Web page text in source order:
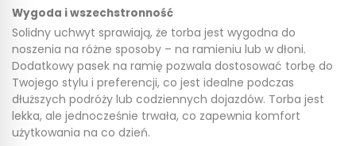
Wygoda i wszechstronność
Solidny uchwyt sprawiają, że torba jest wygodna do
noszenia na różne sposoby – na ramieniu lub w dłoni.
Dodatkowy pasek na ramię pozwala dostosować torbę do
Twojego stylu i preferencji, co jest idealne podczas
dłuższych podróży lub codziennych dojazdów. Torba jest
lekka, ale jednocześnie trwała, co zapewnia komfort
użytkowania na co dzień.